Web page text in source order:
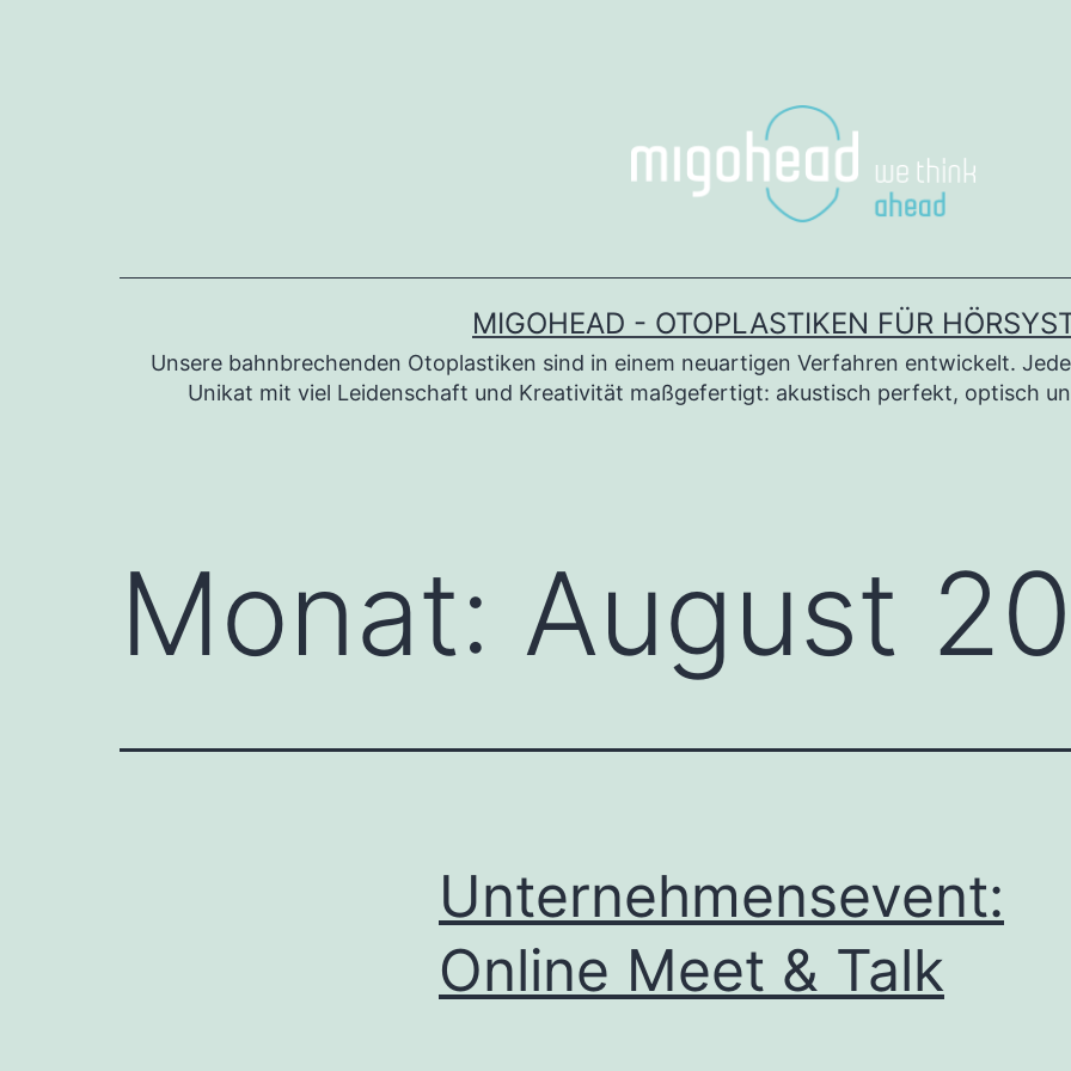
MIGOHEAD - OTOPLASTIKEN FÜR
Unsere bahnbrechenden Otoplastiken sind in einem neuartigen Verfahren entwickelt.
Unikat mit viel Leidenschaft und Kreativität maßgefertigt: akustisch perfekt, optisch
Monat: August
Unternehmensevent:
Online Meet & Talk